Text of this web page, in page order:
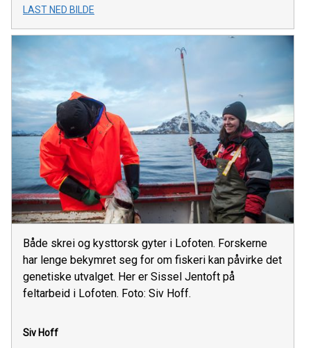
LAST NED BILDE
Både skrei og kysttorsk gyter i Lofoten. Forskerne
har lenge bekymret seg for om fiskeri kan påvirke det
genetiske utvalget. Her er Sissel Jentoft på
feltarbeid i Lofoten. Foto: Siv Hoff.
Siv Hoff